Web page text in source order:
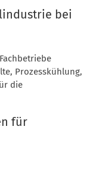
bei
Prozesskühlung,
die
für